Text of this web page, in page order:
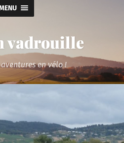
vadrouille
en vélo !